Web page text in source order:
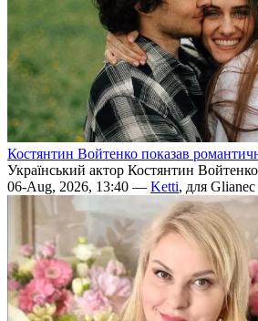
Костянтин Войтенко показав
Український актор Костянтин
06-Aug, 2026, 13:40 — Ketti, для